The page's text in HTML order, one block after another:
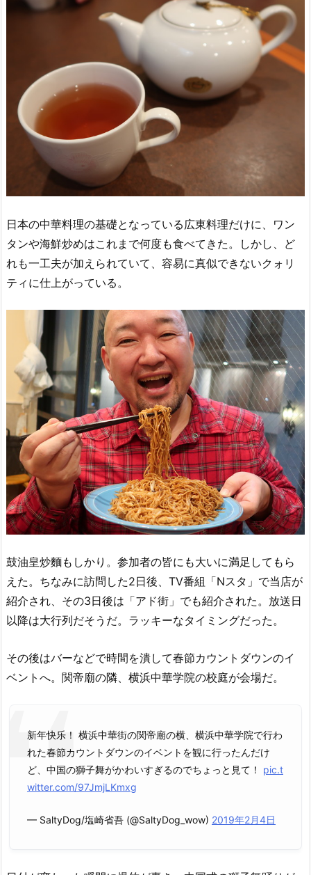
日本の中華料理の基礎となっている広東料理だけに、ワン
タンや海鮮炒めはこれまで何度も食べてきた。しかし、ど
れも一工夫が加えられていて、容易に真似できないクォリ
ティに仕上がっている。
鼓油皇炒麵もしかり。参加者の皆にも大いに満足してもら
えた。ちなみに訪問した2日後、TV番組「Nスタ」で当店が
紹介され、その3日後は「アド街」でも紹介された。放送日
以降は大行列だそうだ。ラッキーなタイミングだった。
その後はバーなどで時間を潰して春節カウントダウンのイ
ベントへ。関帝廟の隣、横浜中華学院の校庭が会場だ。
新年快乐！ 横浜中華街の関帝廟の横、横浜中華学院で行わ
れた春節カウントダウンのイベントを観に行ったんだけ
ど、中国の獅子舞がかわいすぎるのでちょっと見て！ pic.t
witter.com/97JmjLKmxg
— SaltyDog/塩崎省吾 (@SaltyDog_wow) 2019年2月4日